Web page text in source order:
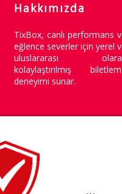
Hakkımızda
TixBox, canlı performans
eğlence severler için yerel
uluslararası
kolaylaştırılmış
deneyimi sunar.
Copyright © 2014-2026